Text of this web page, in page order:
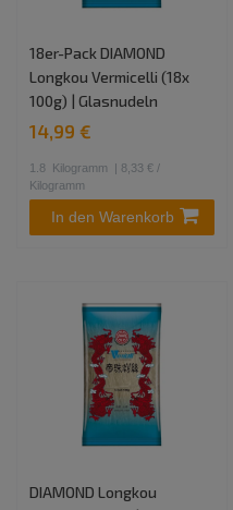
18er-Pack DIAMOND
Longkou Vermicelli (18x
100g) | Glasnudeln
14,99 €
1.8 Kilogramm
| 8,33 € /
Kilogramm
In den Warenkorb
DIAMOND Longkou